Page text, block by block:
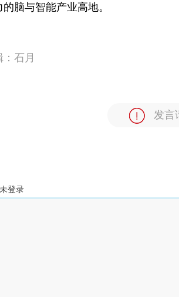
脑与智能产业高地。
石月
发言
未登录